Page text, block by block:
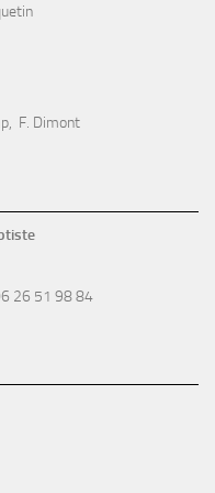
F. Dimont
26 51 98 84